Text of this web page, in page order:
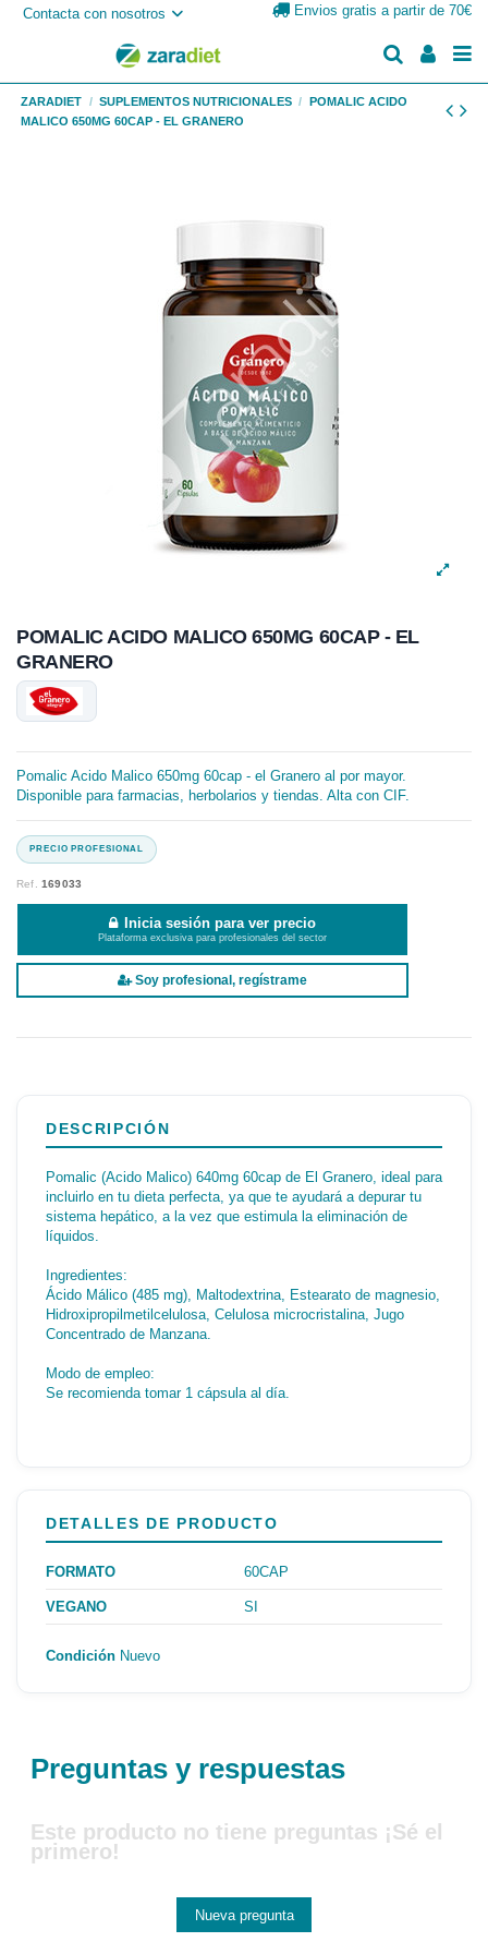
Contacta con nosotros Envios gratis a partir de 70€
ZARADIET SUPLEMENTOS NUTRICIONALES
POMALIC ACIDO
MALICO 650MG 60CAP - EL GRANERO
POMALIC ACIDO MALICO 650MG 60CAP - EL
GRANERO
Pomalic Acido Malico 650mg 60cap - el Granero al por mayor.
Disponible para farmacias, herbolarios y tiendas. Alta con CIF.
Ref.169033
Inicia sesión para ver precio
Plataforma exclusiva para profesionales del sector
Soy profesional, regístrame
DESCRIPCIÓN
Pomalic (Acido Malico) 640mg 60cap de El Granero, ideal para
incluirlo en tu dieta perfecta, ya que te ayudará a depurar tu
sistema hepático, a la vez que estimula la eliminación de
líquidos.
Ingredientes:
Ácido Málico (485 mg), Maltodextrina, Estearato de magnesio,
Hidroxipropilmetilcelulosa, Celulosa microcristalina, Jugo
Concentrado de Manzana.
Modo de empleo:
Se recomienda tomar 1 cápsula al día.
DETALLES DE PRODUCTO
FORMATO 60CAP
VEGANO SI
Condición Nuevo
Preguntas y respuestas
Este producto no tiene preguntas ¡Sé el
primero!
Nueva pregunta